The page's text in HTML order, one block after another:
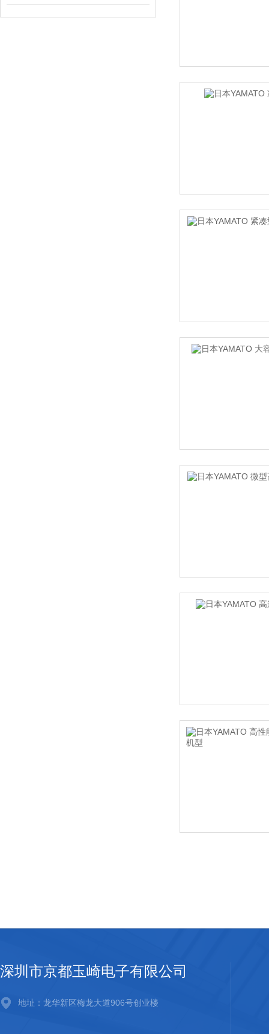
深圳市京都玉崎电子有限公司
地址：龙华新区梅龙大道906号创业楼